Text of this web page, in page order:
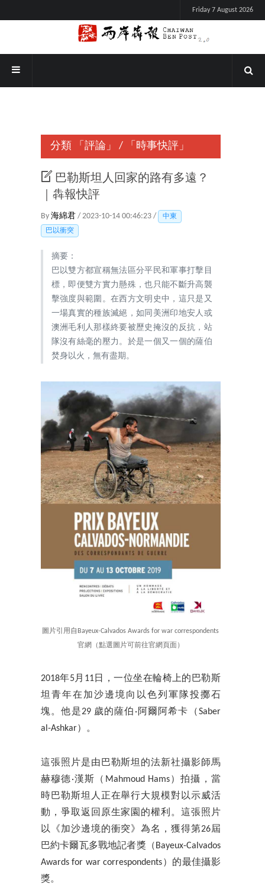
Friday 7 August 2026
分類 「評論」 / 「時事快評」
巴勒斯坦人回家的路有多遠？
｜犇報快評
By 海綿君 / 2023-10-14 00:46:23 /
中東
巴以衝突
摘要：
巴以雙方都宣稱無法區分平民和軍事打擊目
標，即便雙方實力懸殊，也只能不斷升高襲
擊強度與範圍。在西方文明史中，這只是又
一場真實的種族滅絕，如同美洲印地安人或
澳洲毛利人那樣終要被歷史掩沒的反抗，站
隊沒有絲毫的壓力。於是一個又一個的薩伯
焚身以火，無有盡期。
圖片引用自Bayeux-Calvados Awards for war correspondents
官網（點選圖片可前往官網頁面）
2018年5月11日，一位坐在輪椅上的巴勒斯
坦青年在加沙邊境向以色列軍隊投擲石
塊。他是29 歲的薩伯·阿爾阿希卡（Saber
al-Ashkar）。
這張照片是由巴勒斯坦的法新社攝影師馬
赫穆德·漢斯（Mahmoud Hams）拍攝，當
時巴勒斯坦人正在舉行大規模對以示威活
動，爭取返回原生家園的權利。這張照片
以《加沙邊境的衝突》為名，獲得第26屆
巴約卡爾瓦多戰地記者獎（Bayeux-Calvados
Awards for war correspondents）的最佳攝影
獎。